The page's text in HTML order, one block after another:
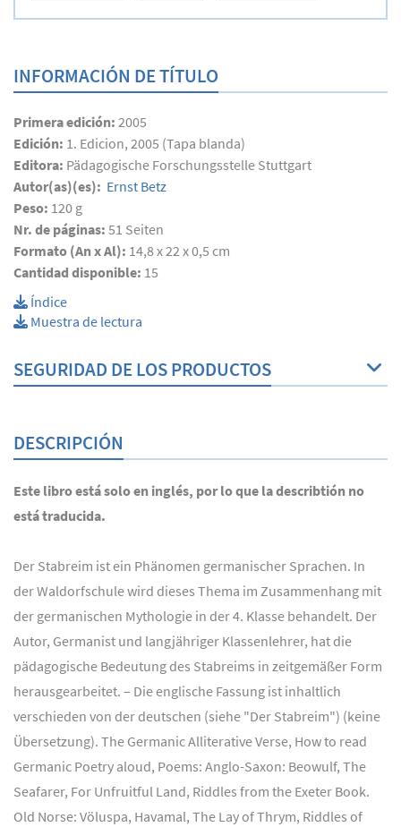
INFORMACIÓN DE TÍTULO
Primera edición: 2005
Edición: 1. Edicion, 2005 (Tapa blanda)
Editora: Pädagogische Forschungsstelle Stuttgart
Autor(as)(es): Ernst Betz
Peso: 120 g
Nr. de páginas: 51 Seiten
Formato (An x Al): 14,8 x 22 x 0,5 cm
Cantidad disponible: 15
Índice
Muestra de lectura
SEGURIDAD DE LOS PRODUCTOS
DESCRIPCIÓN
Este libro está solo en inglés, por lo que la describtión no
está traducida.
Der Stabreim ist ein Phänomen germanischer Sprachen. In
der Waldorfschule wird dieses Thema im Zusammenhang mit
der germanischen Mythologie in der 4. Klasse behandelt. Der
Autor, Germanist und langjähriger Klassenlehrer, hat die
pädagogische Bedeutung des Stabreims in zeitgemäßer Form
herausgearbeitet. – Die englische Fassung ist inhaltlich
verschieden von der deutschen (siehe "Der Stabreim") (keine
Übersetzung). The Germanic Alliterative Verse, How to read
Germanic Poetry aloud, Poems: Anglo-Saxon: Beowulf, The
Seafarer, For Unfruitful Land, Riddles from the Exeter Book.
Old Norse: Völuspa, Havamal, The Lay of Thrym, Riddles of